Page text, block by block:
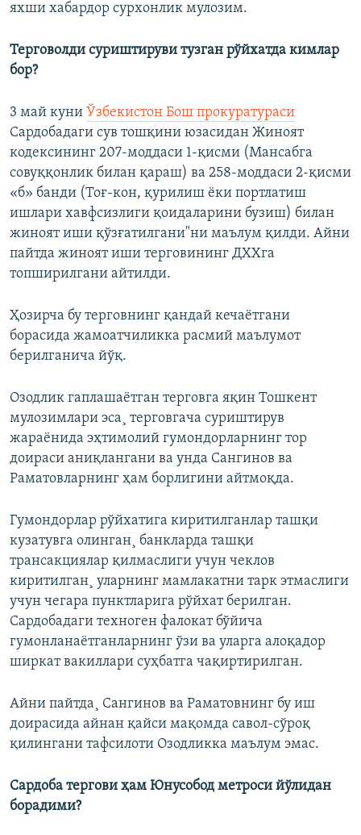
яхши хабардор сурхонлик мулозим.
Терговолди суриштируви тузган рўйхатда кимлар
бор?
3 май куни Ўзбекистон Бош прокуратураси
Сардобадаги сув тошқини юзасидан Жиноят
кодексининг 207-моддаси 1-қисми (Мансабга
совуққонлик билан қараш) ва 258-моддаси 2-қисми
«б» банди (Тоғ-кон, қурилиш ёки портлатиш
ишлари хавфсизлиги қоидаларини бузиш) билан
жиноят иши қўзғатилгани"ни маълум қилди. Айни
пайтда жиноят иши терговининг ДХХга
топширилгани айтилди.
Ҳозирча бу терговнинг қандай кечаëтгани
борасида жамоатчиликка расмий маълумот
берилганича йўқ.
Озодлик гаплашаëтган терговга яқин Тошкент
мулозимлари эса¸ терговгача суриштирув
жараëнида эҳтимолий гумондорларнинг тор
доираси аниқлангани ва унда Сангинов ва
Раматовларнинг ҳам борлигини айтмоқда.
Гумондорлар рўйхатига киритилганлар ташқи
кузатувга олинган¸ банкларда ташқи
трансакциялар қилмаслиги учун чеклов
киритилган¸ уларнинг мамлакатни тарк этмаслиги
учун чегара пунктларига рўйхат берилган.
Сардобадаги техноген фалокат бўйича
гумонланаëтганларнинг ўзи ва уларга алоқадор
ширкат вакиллари суҳбатга чақиртирилган.
Айни пайтда¸ Сангинов ва Раматовнинг бу иш
доирасида айнан қайси мақомда савол-сўроқ
қилингани тафсилоти Озодликка маълум эмас.
Сардоба тергови ҳам Юнусобод метроси йўлидан
борадими?